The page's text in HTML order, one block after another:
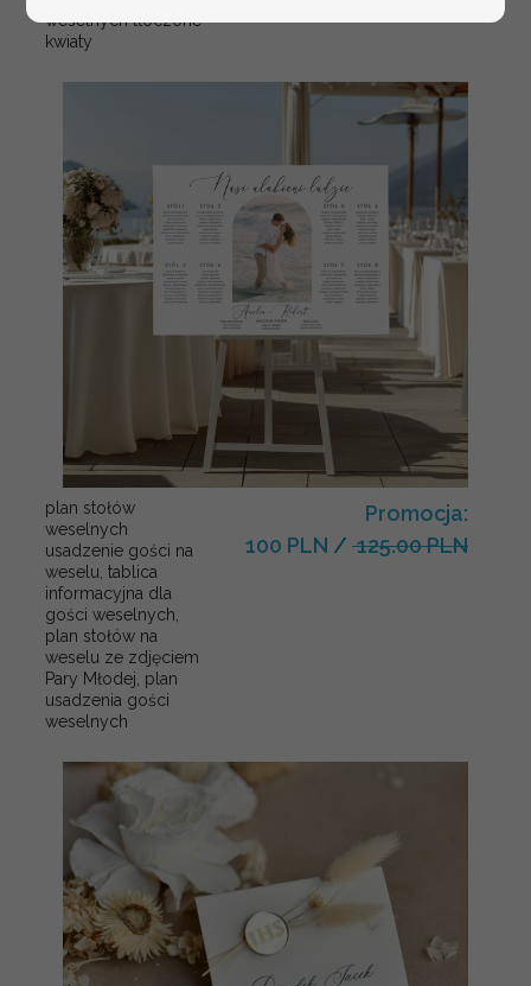
weselnych tłoczone
kwiaty
plan stołów
weselnych
usadzenie gości na
weselu, tablica
informacyjna dla
gości weselnych,
plan stołów na
weselu ze zdjęciem
Pary Młodej, plan
usadzenia gości
weselnych
Promocja:
100 PLN / 125.00 PLN